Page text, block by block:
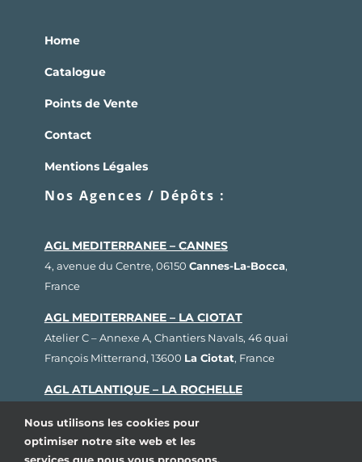
Home
Catalogue
Points de Vente
Contact
Mentions Légales
Nos Agences / Dépôts :
AGL MEDITERRANEE – CANNES
4, avenue du Centre, 06150 Cannes-La-Bocca,
France
AGL MEDITERRANEE – LA CIOTAT
Atelier C – Annexe A, Chantiers Navals, 46 quai
François Mitterrand, 13600 La Ciotat, France
AGL ATLANTIQUE – LA ROCHELLE
Rochelle, France
Nous utilisons les cookies pour
optimiser notre site web et les